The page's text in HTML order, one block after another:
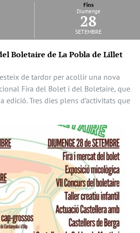
Fins
Diumenge
28
setembre
Boletaire de La Pobla de Lillet
de tardor per acollir una nova
Fira del Bolet i del Boletaire, que
edició. Tres dies plens d’activitats que